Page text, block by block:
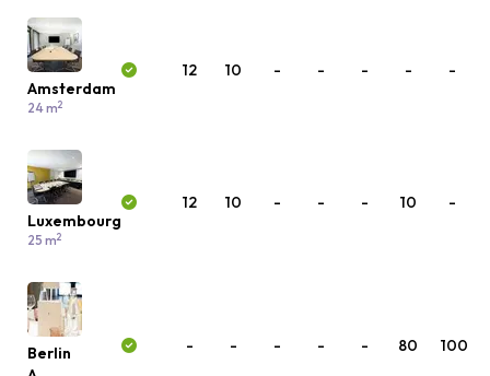
Amsterdam
24 m2
12 10 - - - - -
Luxembourg
25 m2
12 10 - - - 10 -
Berlin
- - - - - 80 100